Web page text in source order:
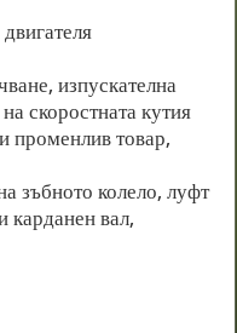
изпускателна
скоростната кутия
променлив товар,
зъбното колело, луфт
карданен вал,